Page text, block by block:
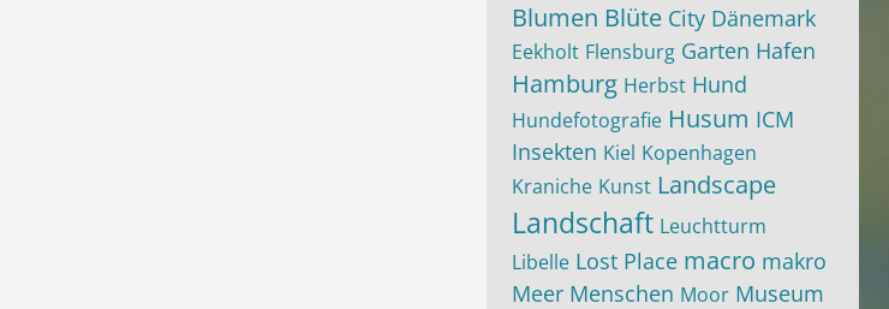
Blumen Blüte City Dänemark
Eekholt Flensburg Garten Hafen
Hamburg Herbst Hund
Hundefotografie Husum ICM
Insekten Kiel Kopenhagen
Kraniche Kunst Landscape
Landschaft Leuchtturm
Libelle Lost Place macro makro
Meer Menschen Moor Museum